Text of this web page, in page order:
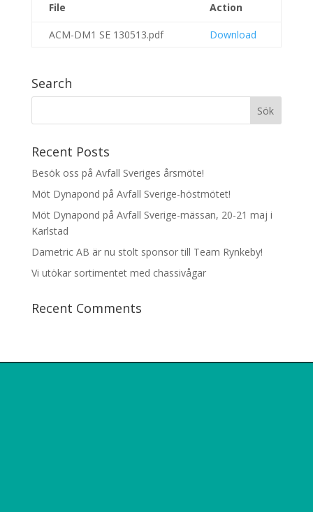
File Action
ACM-DM1 SE 130513.pdf Download
Search
Recent Posts
Besök oss på Avfall Sveriges årsmöte!
Möt Dynapond på Avfall Sverige-höstmötet!
Möt Dynapond på Avfall Sverige-mässan, 20-21 maj i
Karlstad
Dametric AB är nu stolt sponsor till Team Rynkeby!
Vi utökar sortimentet med chassivågar
Recent Comments